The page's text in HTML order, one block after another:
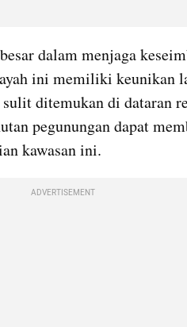
dalam menjaga
ini memiliki keunikan
ditemukan di dataran
pegunungan dapat
kawasan ini.
ADVERTISEMENT